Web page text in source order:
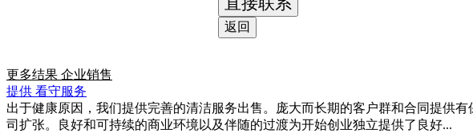
返回
更多结果 企业销售
提供 看守服务
出于健康原因，我们提供完善的清洁服务出售。庞大而长期的客户群和合同提供
司扩张。良好和可持续的商业环境以及伴随的过渡为开始创业独立提供了良好...